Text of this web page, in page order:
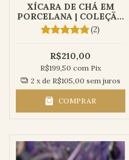
XÍCARA DE CHÁ EM
PORCELANA | COLEÇÃO
TIFANY (2)
R$210,00
R$199,50 com Pix
2 x de R$105,00 sem juros
COMPRAR